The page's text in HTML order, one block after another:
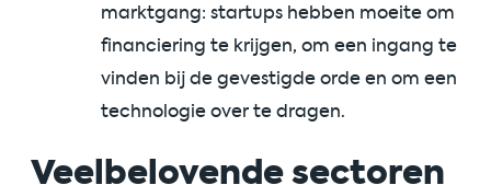
marktgang: startups hebben moeite om
financiering te krijgen, om een ingang te
vinden bij de gevestigde orde en om een
technologie over te dragen.
Veelbelovende sectoren